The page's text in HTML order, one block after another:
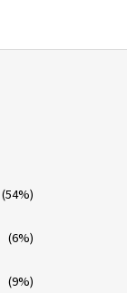
(54%)
(6%)
(9%)